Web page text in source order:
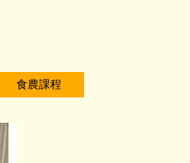
食農課程